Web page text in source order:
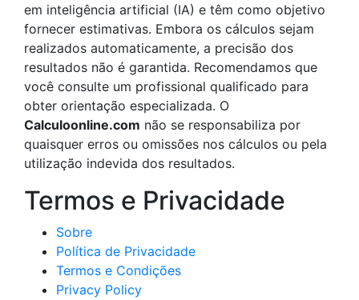
em inteligência artificial (IA) e têm como objetivo
fornecer estimativas. Embora os cálculos sejam
realizados automaticamente, a precisão dos
resultados não é garantida. Recomendamos que
você consulte um profissional qualificado para
obter orientação especializada. O
Calculoonline.com não se responsabiliza por
quaisquer erros ou omissões nos cálculos ou pela
utilização indevida dos resultados.
Termos e Privacidade
Sobre
Política de Privacidade
Termos e Condições
Privacy Policy